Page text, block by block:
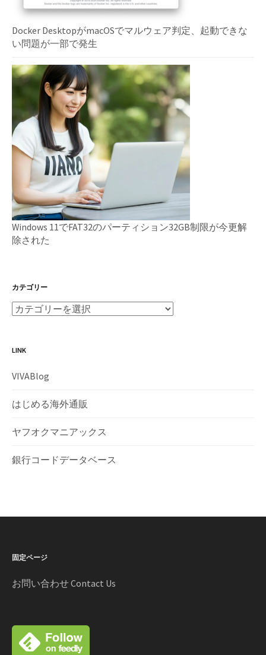
Docker DesktopがmacOSでマルウェア判定、起動できな
い問題が一部で発生
Windows 11でFAT32のパーティション32GB制限が今更解
除された
カテゴリー
LINK
VIVABlog
はじめる海外通販
ヤフオクマニアックス
銀行コードデータベース
固定ページ
お問い合わせ Contact Us